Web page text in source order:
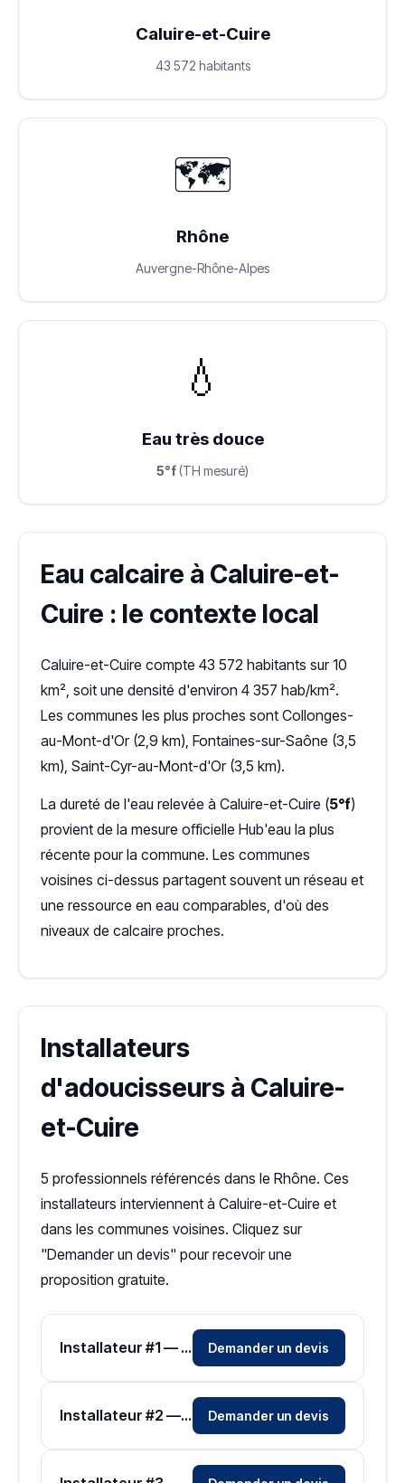
Caluire-et-Cuire
43 572 habitants
🗺️
Rhône
Auvergne-Rhône-Alpes
💧
Eau très douce
5°f (TH mesuré)
Eau calcaire à Caluire-et-
Cuire : le contexte local
Caluire-et-Cuire compte 43 572 habitants sur 10
km², soit une densité d'environ 4 357 hab/km².
Les communes les plus proches sont Collonges-
au-Mont-d'Or (2,9 km), Fontaines-sur-Saône (3,5
km), Saint-Cyr-au-Mont-d'Or (3,5 km).
La dureté de l'eau relevée à Caluire-et-Cuire (5°f)
provient de la mesure officielle Hub'eau la plus
récente pour la commune. Les communes
voisines ci-dessus partagent souvent un réseau et
une ressource en eau comparables, d'où des
niveaux de calcaire proches.
Installateurs
d'adoucisseurs à Caluire-
et-Cuire
5 professionnels référencés dans le Rhône. Ces
installateurs interviennent à Caluire-et-Cuire et
dans les communes voisines. Cliquez sur
"Demander un devis" pour recevoir une
proposition gratuite.
Installateur #1 — Zone Rhône Demander un devis
Installateur #2 — Zone Rhône Demander un devis